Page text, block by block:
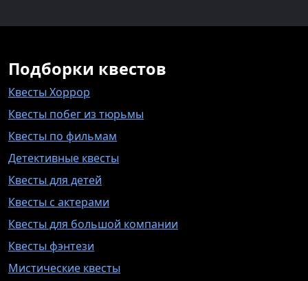
Подборки квестов
Квесты Хоррор
Квесты побег из тюрьмы
Квесты по фильмам
Детективные квесты
Квесты для детей
Квесты с актерами
Квесты для большой компании
Квесты фэнтези
Мистические квесты